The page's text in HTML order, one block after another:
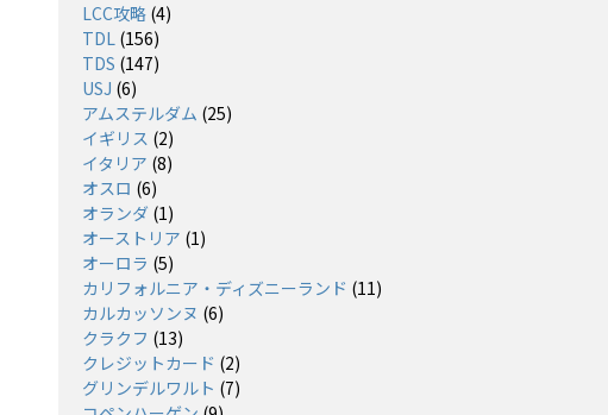
LCC攻略 (4)
TDL (156)
TDS (147)
USJ (6)
アムステルダム (25)
イギリス (2)
イタリア (8)
オスロ (6)
オランダ (1)
オーストリア (1)
オーロラ (5)
カリフォルニア・ディズニーランド (11)
カルカッソンヌ (6)
クラクフ (13)
クレジットカード (2)
グリンデルワルト (7)